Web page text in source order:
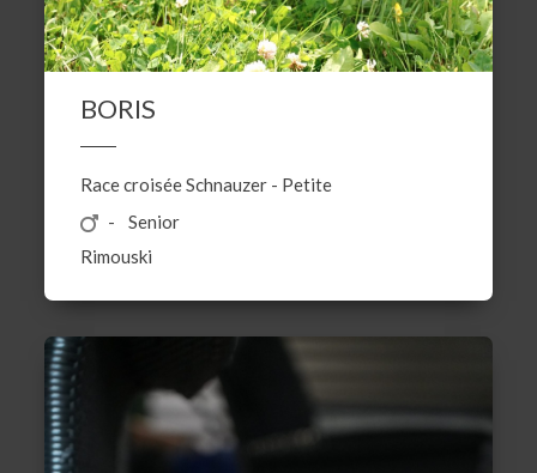
BORIS
Race croiséeSchnauzer - Petite
Senior
Rimouski